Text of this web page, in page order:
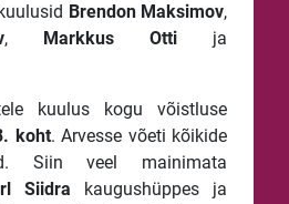
Brendon Maksimov,
, Markkus Otti ja
kuulus kogu võistluse
koht. Arvesse võeti kõikide
Siin veel mainimata
Siidra
kaugushüppes ja